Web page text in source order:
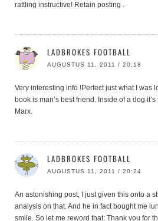
rattling instructive! Retain posting .
LADBROKES FOOTBALL
AUGUSTUS 11, 2011 / 20:18
Very interesting info !Perfect just what I was
book is man’s best friend. Inside of a dog
Marx.
LADBROKES FOOTBALL
AUGUSTUS 11, 2011 / 20:24
An astonishing post, I just given this onto a
analysis on that. And he in fact bought me
smile. So let me reword that: Thank you for